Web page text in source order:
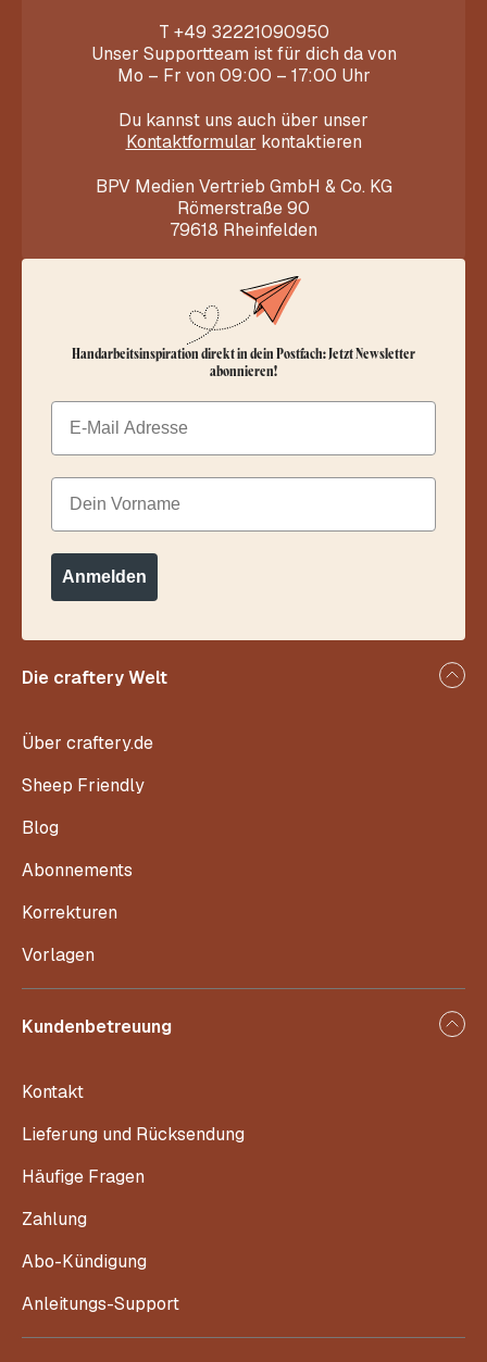
T +49 32221090950
Unser Supportteam ist für dich da von
Mo – Fr von 09:00 – 17:00 Uhr
Du kannst uns auch über unser
Kontaktformular kontaktieren
BPV Medien Vertrieb GmbH & Co. KG
Römerstraße 90
79618 Rheinfelden
Die craftery Welt
Über craftery.de
Sheep Friendly
Blog
Abonnements
Korrekturen
Vorlagen
Kundenbetreuung
Kontakt
Lieferung und Rücksendung
Häufige Fragen
Zahlung
Abo-Kündigung
Anleitungs-Support
Handarbeitsinspiration direkt in dein Postfach: Jetzt Newsletter
abonnieren!
Email
Dein Vorname
Anmelden